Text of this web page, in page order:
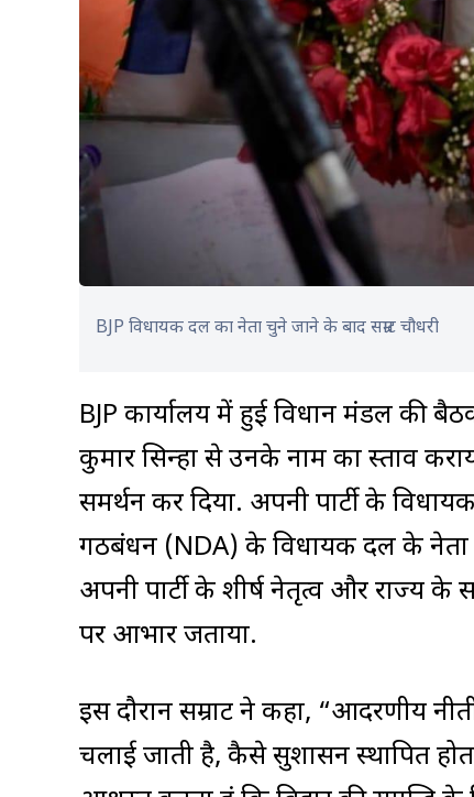
BJP विधायक दल का नेता चुने जाने के बाद सम्राट चौधरी
BJP कार्यालय में हुई विधान मंडल की
कुमार सिन्हा से उनके नाम का प्रस्ताव
समर्थन कर दिया. अपनी पार्टी के
गठबंधन (NDA) के विधायक दल के नेता
अपनी पार्टी के शीर्ष नेतृत्व और राज्य के
पर आभार जताया.
इस दौरान सम्राट ने कहा, “आदरणीय
चलाई जाती है, कैसे सुशासन स्थापित